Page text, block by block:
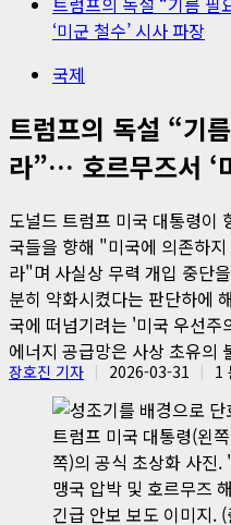
‘미군 철수’ 시사 파장
국제
트럼프의 독설 “기
라”… 호르무즈서 ‘
도널드 트럼프 미국 대통령이
국들을 향해 "미국에 의존하
라"며 사실상 무력 개입 중단
분히 약화시켰다는 판단하에
국에 떠넘기려는 '미국 우선
에너지 공급망은 사상 초유의
장호진 기자 2026-03-31 1